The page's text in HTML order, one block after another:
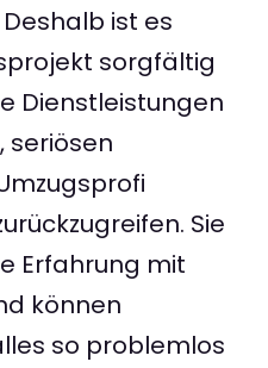
ist es
sorgfältig
Dienstleistungen
seriösen
Sie
Erfahrung mit
können
so problemlos